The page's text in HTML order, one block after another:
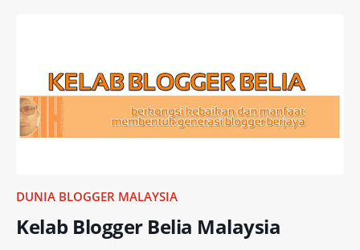
DUNIA BLOGGER MALAYSIA
Kelab Blogger Belia Malaysia